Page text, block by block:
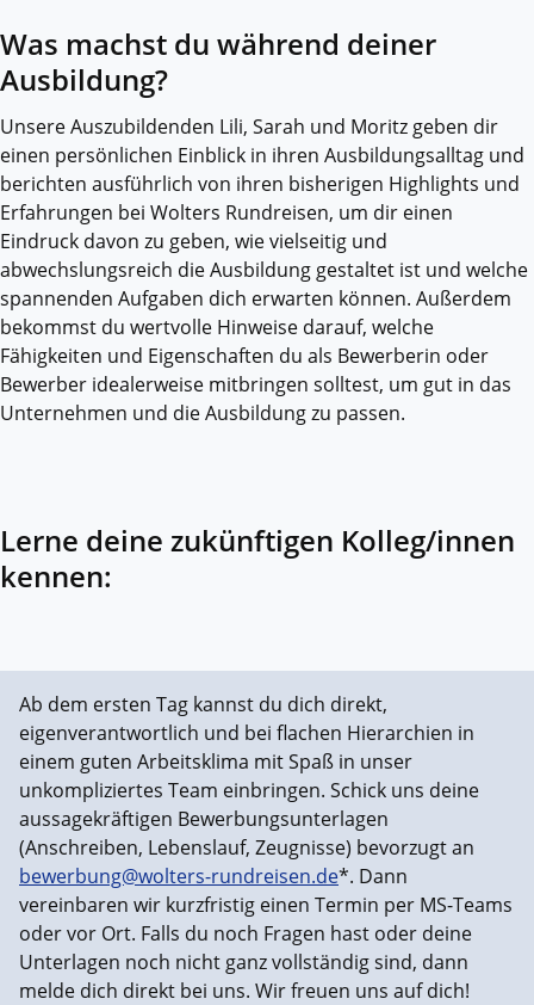
Was machst du während deiner
Ausbildung?
Unsere Auszubildenden Lili, Sarah und Moritz geben dir
einen persönlichen Einblick in ihren Ausbildungsalltag und
berichten ausführlich von ihren bisherigen Highlights und
Erfahrungen bei Wolters Rundreisen, um dir einen
Eindruck davon zu geben, wie vielseitig und
abwechslungsreich die Ausbildung gestaltet ist und welche
spannenden Aufgaben dich erwarten können. Außerdem
bekommst du wertvolle Hinweise darauf, welche
Fähigkeiten und Eigenschaften du als Bewerberin oder
Bewerber idealerweise mitbringen solltest, um gut in das
Unternehmen und die Ausbildung zu passen.
Lerne deine zukünftigen Kolleg/innen
kennen:
Ab dem ersten Tag kannst du dich direkt,
eigenverantwortlich und bei flachen Hierarchien in
einem guten Arbeitsklima mit Spaß in unser
unkompliziertes Team einbringen. Schick uns deine
aussagekräftigen Bewerbungsunterlagen
(Anschreiben, Lebenslauf, Zeugnisse) bevorzugt an
bewerbung@wolters-rundreisen.de*. Dann
vereinbaren wir kurzfristig einen Termin per MS-Teams
oder vor Ort. Falls du noch Fragen hast oder deine
Unterlagen noch nicht ganz vollständig sind, dann
melde dich direkt bei uns. Wir freuen uns auf dich!